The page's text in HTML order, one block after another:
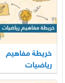
خريطة مفاهيم
رياضيات